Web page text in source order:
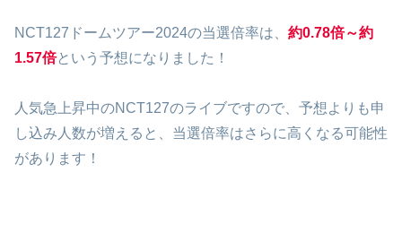
NCT127ドームツアー2024の当選倍率は、 約0.78倍～約
1.57倍という予想になりました！
人気急上昇中のNCT127のライブですので、予想よりも申
し込み人数が増えると、当選倍率はさらに高くなる可能性
があります！